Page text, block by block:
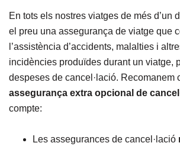
En tots els nostres viatges de més d’un
el preu una assegurança de viatge que
l’assistència d’accidents, malalties i
incidències produïdes durant un viatge,
despeses de cancel·lació. Recomanem
assegurança extra opcional de
compte:
Les assegurances de cancel·lació